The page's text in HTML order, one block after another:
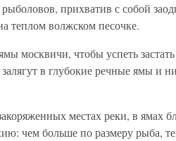
прихватив с собой
теплом волжском песочке.
москвичи, чтобы успеть
в глубокие речные ямы и
местах реки, в ямах
чем больше по размеру рыба,